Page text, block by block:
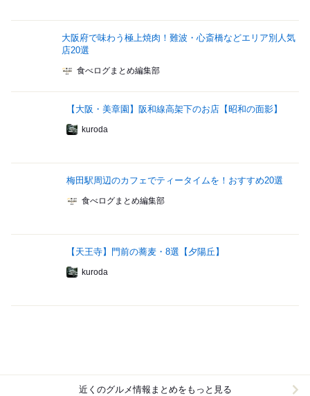
大阪府で味わう極上焼肉！難波・心斎橋などエリア別人気
店20選
食べログまとめ編集部
【大阪・美章園】阪和線高架下のお店【昭和の面影】
kuroda
梅田駅周辺のカフェでティータイムを！おすすめ20選
食べログまとめ編集部
【天王寺】門前の蕎麦・8選【夕陽丘】
kuroda
近くのグルメ情報まとめをもっと見る